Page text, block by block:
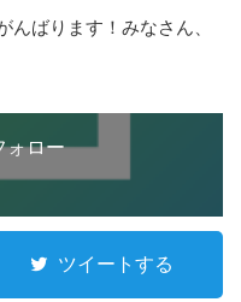
ばります！みなさん、
ォロー
ツイートする